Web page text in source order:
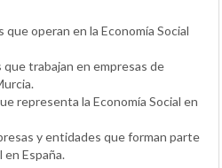
que operan en la Economía Social
trabajan en empresas de
representa la Economía Social en
y entidades que forman parte
en España.